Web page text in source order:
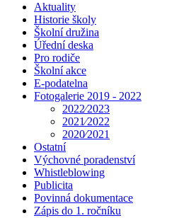
Aktuality
Historie školy
Školní družina
Úřední deska
Pro rodiče
Školní akce
E-podatelna
Fotogalerie 2019 - 2022
2022⁄2023
2021⁄2022
2020⁄2021
Ostatní
Výchovné poradenství
Whistleblowing
Publicita
Povinná dokumentace
Zápis do 1. ročníku